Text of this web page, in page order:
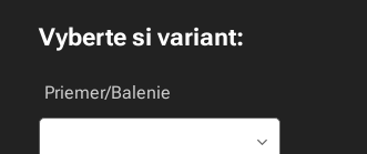
Vyberte si variant:
Priemer/Balenie